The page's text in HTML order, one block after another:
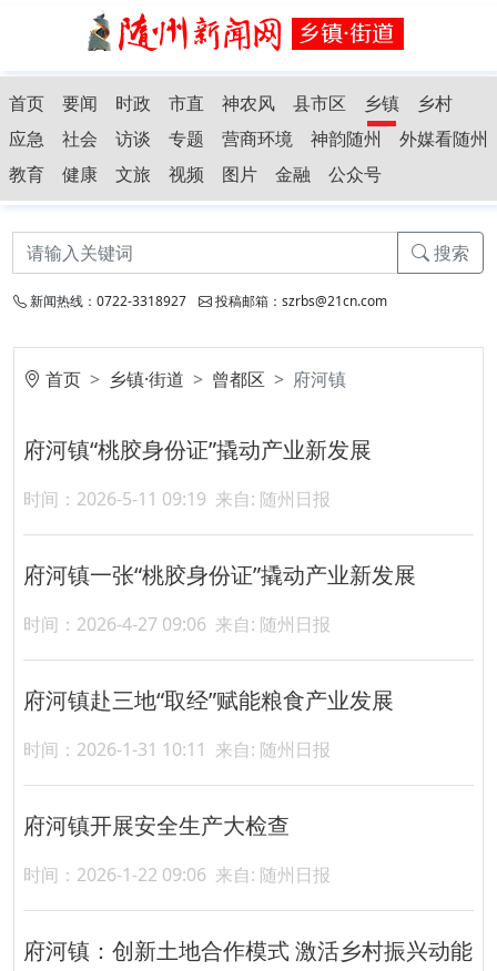
首页 要闻 时政 市直 神农风 县市区 乡镇
乡村
应急
社会 访谈 专题 营商环境 神韵随州
外媒看随州
教育
健康 文旅 视频 图片 金融 公众号
搜索
新闻热线：0722-3318927 投稿邮箱：szrbs@21cn.com
首页 乡镇·街道 曾都区 府河镇
府河镇“桃胶身份证”撬动产业新发展
时间：2026-5-11 09:19 来自: 随州日报
府河镇一张“桃胶身份证”撬动产业新发展
时间：2026-4-27 09:06 来自: 随州日报
府河镇赴三地“取经”赋能粮食产业发展
时间：2026-1-31 10:11 来自: 随州日报
府河镇开展安全生产大检查
时间：2026-1-22 09:06 来自: 随州日报
府河镇：创新土地合作模式 激活乡村振兴动能